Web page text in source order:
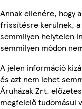
Annak ellenére, hogy
frissítésre kerülnek, a
semmilyen helytelen
semmilyen módon
A jelen információ
és azt nem lehet
Áruházak Zrt.
megfelelő tudomásul